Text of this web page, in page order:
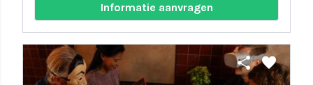
Informatie aanvragen
share favorite